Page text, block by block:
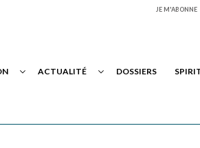
JE M'ABONNE
ACTUALITÉ DOSSIERS